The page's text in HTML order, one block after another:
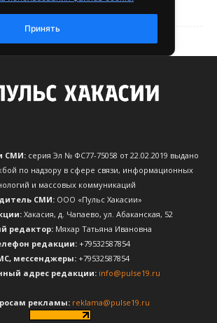
СМИ:серия Эл № ФС77-75058 от 22.02.2019 выдано
по надзору в сфере связи, информационных
и массовых коммуникаций
СМИ: ООО «Пульс Хакасии»
Хакасия, д. Чапаево, ул. Абаканская, 52
редактор: Мяхар Татьяна Ивановна
редакции:+79532587854
мессенджеры:+79532587854
адрес редакции: info@pulse19.ru
рекламы: reklama@pulse19.ru